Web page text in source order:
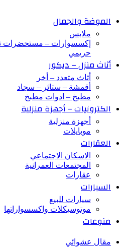
الموضة والجمال
ملابس
إكسسوارات – مستحضرات
حريمي
أثاث منزل – ديكور
أثاث متعدد – أخر
أقمشة – ستائر – سجاد
مطبخ – ادوات مطبخ
الكترونيات – أجهزة منزلية
أجهزة منزلية
موبايلات
العقارات
الاسكان الاجتماعي
المجتمعات العمرانية
عقارات
السيارات
سيارات للبيع
موتوسيكلات واكسسواراتها
منوعات
مقال عشوائي